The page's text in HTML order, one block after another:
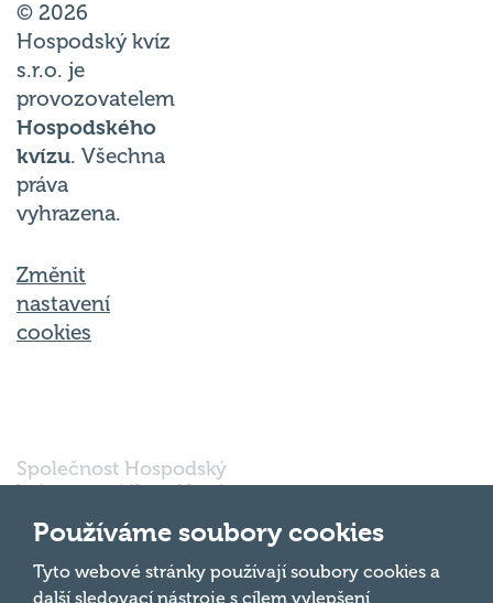
© 2026
Hospodský kvíz
s.r.o. je
provozovatelem
Hospodského
kvízu. Všechna
práva
vyhrazena.
Změnit
nastavení
cookies
Společnost Hospodský
kvíz s.r.o., sídlem Nové
602 00 Brno, IČ:
03980138, DIČ:
CZ03980138 je vedena
Nahoru
Používáme soubory cookies
Tyto webové stránky používají soubory cookies a
další sledovací nástroje s cílem vylepšení